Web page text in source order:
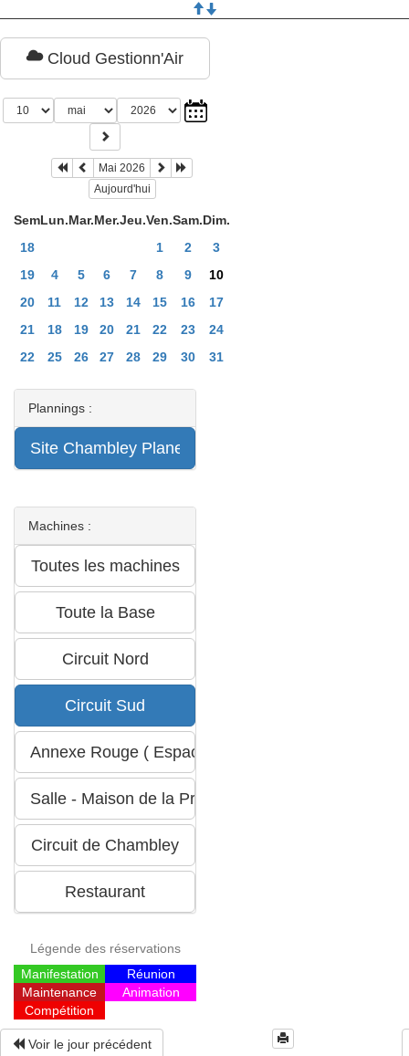
Cloud Gestionn'Air
Mai 2026
Aujourd'hui
SemLun.Mar.Mer.Jeu.Ven.Sam.Dim.
18
1 2
3
19
4 5 6 7 8 9
10
20
11 12 13 14 15 16
17
21
18 19 20 21 22 23
24
22
25 26 27 28 29 30 31
Plannings :
Machines :
Légende des réservations
Manifestation
Réunion
Maintenance
Animation
Compétition
Voir le jour précédent